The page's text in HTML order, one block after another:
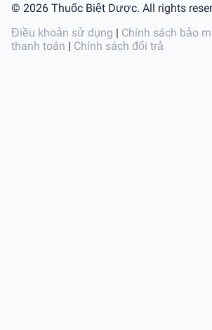
© 2026 Thuốc Biệt Dược. All rights
Điều khoản sử dụng | Chính sách bảo
thanh toán | Chính sách đổi trả